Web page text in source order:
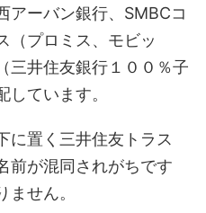
アーバン銀行、SMBCコ
（プロミス、モビッ
三井住友銀行１００％子
ています。
に置く三井住友トラス
前が混同されがちです
せん。